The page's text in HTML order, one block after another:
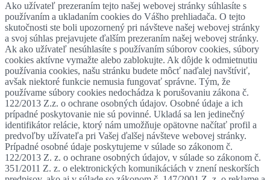
Ako užívateľ prezeraním tejto našej webovej stránky súhlasíte s
používaním a ukladaním cookies do Vášho prehliadača. O tejto
skutočnosti ste boli upozornený pri návšteve našej webovej stránky
a svoj súhlas prejavujete ďalším prezeraním našej webovej stránky.
Ak ako užívateľ nesúhlasíte s používaním súborov cookies, súbory
cookies aktívne vymažte alebo zablokujte. Ak dôjde k odmietnutiu
používania cookies, našu stránku budete môcť naďalej navštíviť,
avšak niektoré funkcie nemusia fungovať správne. Tým, že
používame súbory cookies nedochádza k porušovaniu zákona č.
122/2013 Z.z. o ochrane osobných údajov. Osobné údaje a ich
prípadné poskytovanie nie sú povinné. Ukladá sa len jedinečný
identifikátor relácie, ktorý nám umožňuje opätovne načítať profil a
predvoľby užívateľa pri Vašej ďalšej návšteve webovej stránky.
Prípadné osobné údaje poskytujeme v súlade so zákonom č.
122/2013 Z. z. o ochrane osobných údajov, v súlade so zákonom č.
351/2011 Z. z. o elektronických komunikáciách v znení neskorších